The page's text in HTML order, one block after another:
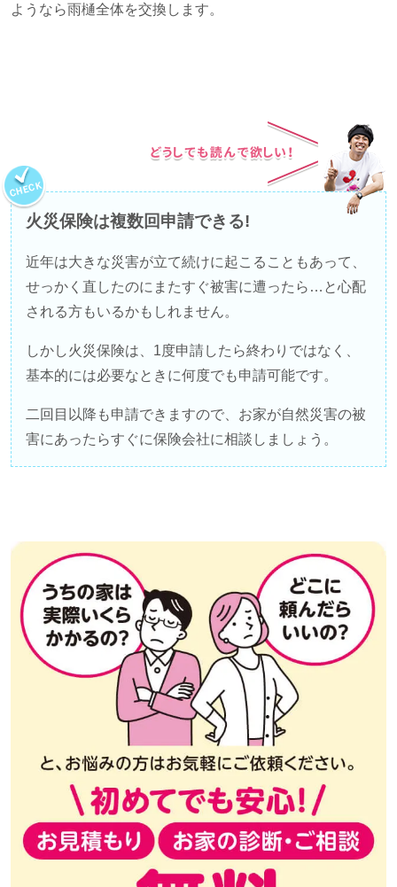
ようなら雨樋全体を交換します。
火災保険は複数回申請できる!
近年は大きな災害が立て続けに起こることもあって、
せっかく直したのにまたすぐ被害に遭ったら…と心配
される方もいるかもしれません。
しかし火災保険は、 1度申請したら終わりではなく、
基本的には必要なときに何度でも申請可能です。
二回目以降も申請できますので、お家が自然災害の被
害にあったらすぐに保険会社に相談しましょう。